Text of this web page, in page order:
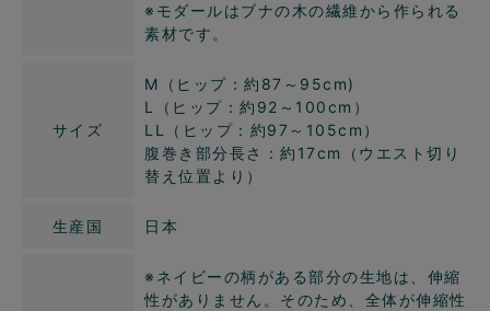
※モダールはブナの木の繊維から作られる
素材です。
サイズ
M（ヒップ：約87～95cm)
L（ヒップ：約92～100cm）
LL（ヒップ：約97～105cm）
腹巻き部分長さ：約17cm（ウエスト切り
替え位置より）
生産国 日本
※ネイビーの柄がある部分の生地は、伸縮
性がありません。そのため、全体が伸縮性